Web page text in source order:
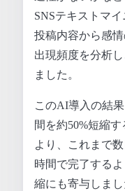
SNSテキストマ
投稿内容から感
出現頻度を分析
ました。
このAI導入の結
間を約50%短縮
より、これまで
時間で完了する
縮にも寄与しま